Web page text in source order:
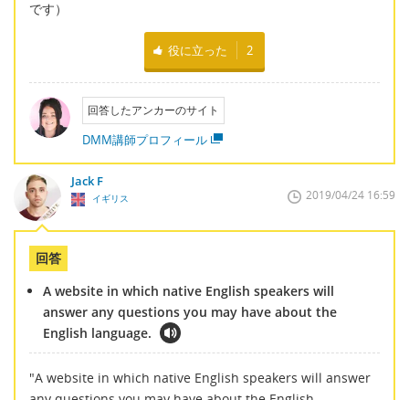
です）
役に立った 2
回答したアンカーのサイト
DMM講師プロフィール
Jack F
イギリス 2019/04/24 16:59
回答
A website in which native English speakers will
answer any questions you may have about the
English language.
"A website in which native English speakers will answer